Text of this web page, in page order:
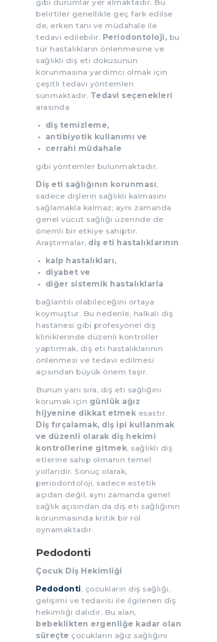
gibi durumlar yer almaktadır. Bu
belirtiler genellikle geç fark edilse
de, erken tanı ve müdahale ile
tedavi edilebilir. Periodontoloji, bu
tür hastalıkların önlenmesine ve
sağlıklı diş eti dokusunun
korunmasına yardımcı olmak için
çeşitli tedavi yöntemleri
sunmaktadır. Tedavi seçenekleri
arasında
diş temizleme,
antibiyotik kullanımı ve
cerrahi müdahale
gibi yöntemler bulunmaktadır.
Diş eti sağlığının korunması,
sadece dişlerin sağlıklı kalmasını
sağlamakla kalmaz; aynı zamanda
genel vücut sağlığı üzerinde de
önemli bir etkiye sahiptir.
Araştırmalar, diş eti hastalıklarının
kalp hastalıkları,
diyabet ve
diğer sistemik hastalıklarla
bağlantılı olabileceğini ortaya
koymuştur. Bu nedenle, halkalı diş
hastanesi gibi profesyonel diş
kliniklerinde düzenli kontroller
yaptırmak, diş eti hastalıklarının
önlenmesi ve tedavi edilmesi
açısından büyük önem taşır.
Bunun yanı sıra, diş eti sağlığını
korumak için günlük ağız
hijyenine dikkat etmek esastır.
Diş fırçalamak, diş ipi kullanmak
ve düzenli olarak diş hekimi
kontrollerine gitmek, sağlıklı diş
etlerine sahip olmanın temel
yollarıdır. Sonuç olarak,
periodontoloji, sadece estetik
açıdan değil, aynı zamanda genel
sağlık açısından da diş eti sağlığının
korunmasında kritik bir rol
oynamaktadır.
Pedodonti
Çocuk Diş Hekimliği
Pedodonti, çocukların diş sağlığı,
gelişimi ve tedavisi ile ilgilenen diş
hekimliği dalıdır. Bu alan,
bebeklikten ergenliğe kadar olan
süreçte çocukların ağız sağlığını